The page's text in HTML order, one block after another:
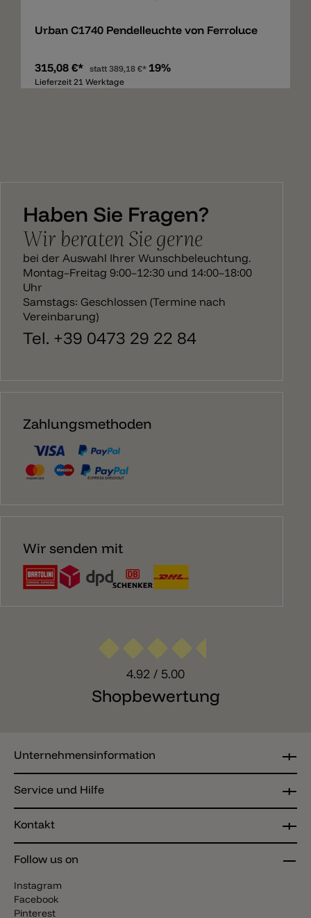
Urban C1740 Pendelleuchte von Ferroluce
315,08 €* statt 389,18 €* 19%
Lieferzeit 21 Werktage
Haben Sie Fragen?
Wir beraten Sie gerne
bei der Auswahl Ihrer Wunschbeleuchtung.
Montag–Freitag 9:00–12:30 und 14:00–18:00
Uhr
Samstags: Geschlossen (Termine nach
Vereinbarung)
Tel. +39 0473 29 22 84
Zahlungsmethoden
Wir senden mit
4.92 / 5.00
Shopbewertung
Follow us on
Instagram
Facebook
Pinterest
Kontakt
Unternehmensinformation
Service und Hilfe